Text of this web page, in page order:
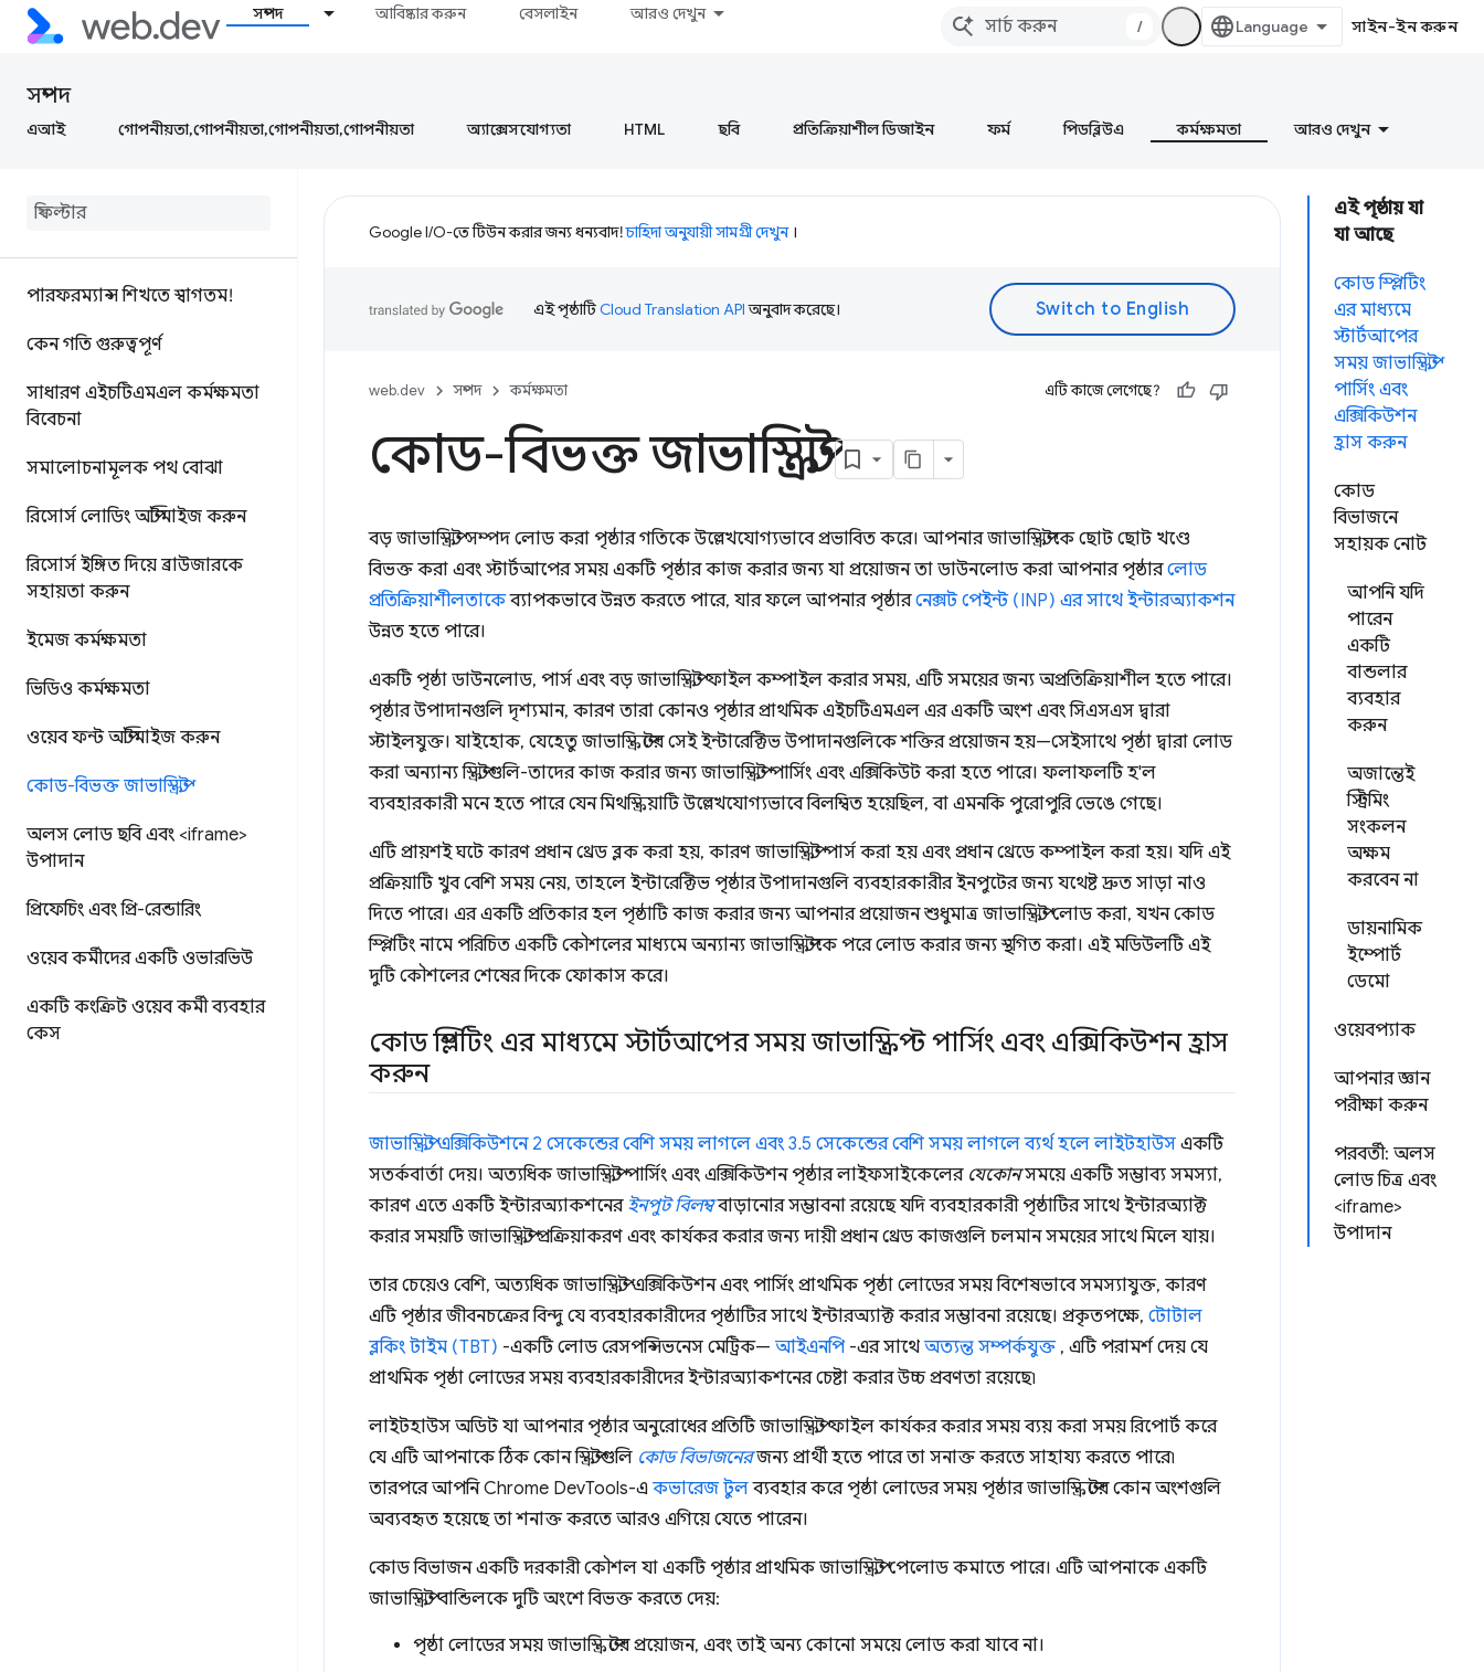
সম্পদ আবিষ্কার করুন বেসলাইন আরও দেখুন
/ সাইন-ইন করুন
সম্পদ
এআই গোপনীয়তা,গোপনীয়তা,গোপনীয়তা,গোপনীয়তা অ্যাক্সেসযোগ্যতা HTML ছবি প্রতিক্রিয়াশীল ডিজাইন ফর্ম পিডব্লিউএ কর্মক্ষমতা আরও দেখুন
পারফরম্যান্স শিখতে স্বাগতম!
কেন গতি গুরুত্বপূর্ণ
সাধারণ এইচটিএমএল কর্মক্ষমতা
বিবেচনা
সমালোচনামূলক পথ বোঝা
রিসোর্স লোডিং অপ্টিমাইজ করুন
রিসোর্স ইঙ্গিত দিয়ে ব্রাউজারকে
সহায়তা করুন
ইমেজ কর্মক্ষমতা
ভিডিও কর্মক্ষমতা
ওয়েব ফন্ট অপ্টিমাইজ করুন
কোড-বিভক্ত জাভাস্ক্রিপ্ট
অলস লোড ছবি এবং <iframe>
উপাদান
প্রিফেচিং এবং প্রি-রেন্ডারিং
ওয়েব কর্মীদের একটি ওভারভিউ
একটি কংক্রিট ওয়েব কর্মী ব্যবহার
কেস
এই পৃষ্ঠায় যা
যা আছে
কোড স্প্লিটিং
এর মাধ্যমে
স্টার্টআপের
সময় জাভাস্ক্রিপ্ট
পার্সিং এবং
এক্সিকিউশন
হ্রাস করুন
কোড
বিভাজনে
সহায়ক নোট
আপনি যদি
পারেন
একটি
বান্ডলার
ব্যবহার
করুন
অজান্তেই
স্ট্রিমিং
সংকলন
অক্ষম
করবেন না
ডায়নামিক
ইম্পোর্ট
ডেমো
ওয়েবপ্যাক
আপনার জ্ঞান
পরীক্ষা করুন
পরবর্তী: অলস
লোড চিত্র এবং
<iframe>
উপাদান
Google I/O-তে টিউন করার জন্য ধন্যবাদ!চাহিদা অনুযায়ী সামগ্রী দেখুন।
এই পৃষ্ঠাটিCloud Translation APIঅনুবাদ করেছে।
web.dev সম্পদ কর্মক্ষমতা এটি কাজে লেগেছে?
কোড-বিভক্ত জাভাস্ক্রিপ্ট
বড় জাভাস্ক্রিপ্ট সম্পদ লোড করা পৃষ্ঠার গতিকে উল্লেখযোগ্যভাবে প্রভাবিত করে। আপনার জাভাস্ক্রিপ্টকে ছোট ছোট খণ্ডে
বিভক্ত করা এবং স্টার্টআপের সময় একটি পৃষ্ঠার কাজ করার জন্য যা প্রয়োজন তা ডাউনলোড করা আপনার পৃষ্ঠারলোড
প্রতিক্রিয়াশীলতাকেব্যাপকভাবে উন্নত করতে পারে, যার ফলে আপনার পৃষ্ঠারনেক্সট পেইন্ট (INP) এর সাথে ইন্টারঅ্যাকশন
উন্নত হতে পারে।
একটি পৃষ্ঠা ডাউনলোড, পার্স এবং বড় জাভাস্ক্রিপ্ট ফাইল কম্পাইল করার সময়, এটি সময়ের জন্য অপ্রতিক্রিয়াশীল হতে পারে।
পৃষ্ঠার উপাদানগুলি দৃশ্যমান, কারণ তারা কোনও পৃষ্ঠার প্রাথমিক এইচটিএমএল এর একটি অংশ এবং সিএসএস দ্বারা
স্টাইলযুক্ত। যাইহোক, যেহেতু জাভাস্ক্রিপ্টের সেই ইন্টারেক্টিভ উপাদানগুলিকে শক্তির প্রয়োজন হয়—সেইসাথে পৃষ্ঠা দ্বারা লোড
করা অন্যান্য স্ক্রিপ্টগুলি-তাদের কাজ করার জন্য জাভাস্ক্রিপ্ট পার্সিং এবং এক্সিকিউট করা হতে পারে। ফলাফলটি হ'ল
ব্যবহারকারী মনে হতে পারে যেন মিথস্ক্রিয়াটি উল্লেখযোগ্যভাবে বিলম্বিত হয়েছিল, বা এমনকি পুরোপুরি ভেঙে গেছে।
এটি প্রায়শই ঘটে কারণ প্রধান থ্রেড ব্লক করা হয়, কারণ জাভাস্ক্রিপ্ট পার্স করা হয় এবং প্রধান থ্রেডে কম্পাইল করা হয়। যদি এই
প্রক্রিয়াটি খুব বেশি সময় নেয়, তাহলে ইন্টারেক্টিভ পৃষ্ঠার উপাদানগুলি ব্যবহারকারীর ইনপুটের জন্য যথেষ্ট দ্রুত সাড়া নাও
দিতে পারে। এর একটি প্রতিকার হল পৃষ্ঠাটি কাজ করার জন্য আপনার প্রয়োজন শুধুমাত্র জাভাস্ক্রিপ্ট লোড করা, যখন কোড
স্প্লিটিং নামে পরিচিত একটি কৌশলের মাধ্যমে অন্যান্য জাভাস্ক্রিপ্টকে পরে লোড করার জন্য স্থগিত করা। এই মডিউলটি এই
দুটি কৌশলের শেষের দিকে ফোকাস করে।
কোড স্প্লিটিং এর মাধ্যমে স্টার্টআপের সময় জাভাস্ক্রিপ্ট পার্সিং এবং এক্সিকিউশন হ্রাস
করুন
জাভাস্ক্রিপ্ট এক্সিকিউশনে 2 সেকেন্ডের বেশি সময় লাগলে এবং 3.5 সেকেন্ডের বেশি সময় লাগলে ব্যর্থ হলে লাইটহাউস একটি
সতর্কবার্তা দেয়। অত্যধিক জাভাস্ক্রিপ্ট পার্সিং এবং এক্সিকিউশন পৃষ্ঠার লাইফসাইকেলের যেকোনসময়ে একটি সম্ভাব্য সমস্যা,
কারণ এতে একটি ইন্টারঅ্যাকশনের ইনপুট বিলম্ববাড়ানোর সম্ভাবনা রয়েছে যদি ব্যবহারকারী পৃষ্ঠাটির সাথে ইন্টারঅ্যাক্ট
করার সময়টি জাভাস্ক্রিপ্ট প্রক্রিয়াকরণ এবং কার্যকর করার জন্য দায়ী প্রধান থ্রেড কাজগুলি চলমান সময়ের সাথে মিলে যায়।
তার চেয়েও বেশি, অত্যধিক জাভাস্ক্রিপ্ট এক্সিকিউশন এবং পার্সিং প্রাথমিক পৃষ্ঠা লোডের সময় বিশেষভাবে সমস্যাযুক্ত, কারণ
এটি পৃষ্ঠার জীবনচক্রের বিন্দু যে ব্যবহারকারীদের পৃষ্ঠাটির সাথে ইন্টারঅ্যাক্ট করার সম্ভাবনা রয়েছে। প্রকৃতপক্ষে, টোটাল
ব্লকিং টাইম (TBT) -একটি লোড রেসপন্সিভনেস মেট্রিক— আইএনপি-এর সাথে অত্যন্ত সম্পর্কযুক্ত, এটি পরামর্শ দেয় যে
প্রাথমিক পৃষ্ঠা লোডের সময় ব্যবহারকারীদের ইন্টারঅ্যাকশনের চেষ্টা করার উচ্চ প্রবণতা রয়েছে৷
লাইটহাউস অডিট যা আপনার পৃষ্ঠার অনুরোধের প্রতিটি জাভাস্ক্রিপ্ট ফাইল কার্যকর করার সময় ব্যয় করা সময় রিপোর্ট করে
যে এটি আপনাকে ঠিক কোন স্ক্রিপ্টগুলি কোড বিভাজনেরজন্য প্রার্থী হতে পারে তা সনাক্ত করতে সাহায্য করতে পারে৷
তারপরে আপনি Chrome DevTools-এ কভারেজ টুলব্যবহার করে পৃষ্ঠা লোডের সময় পৃষ্ঠার জাভাস্ক্রিপ্টের কোন অংশগুলি
অব্যবহৃত হয়েছে তা শনাক্ত করতে আরও এগিয়ে যেতে পারেন।
কোড বিভাজন একটি দরকারী কৌশল যা একটি পৃষ্ঠার প্রাথমিক জাভাস্ক্রিপ্ট পেলোড কমাতে পারে। এটি আপনাকে একটি
জাভাস্ক্রিপ্ট বান্ডিলকে দুটি অংশে বিভক্ত করতে দেয়:
পৃষ্ঠা লোডের সময় জাভাস্ক্রিপ্টের প্রয়োজন, এবং তাই অন্য কোনো সময়ে লোড করা যাবে না।